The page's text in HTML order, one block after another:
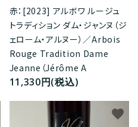
赤：[2023] アルボワ ルージュ
トラディション ダム・ジャンヌ（ジ
ェローム・アルヌー）／Arbois
Rouge Tradition Dame
Jeanne（Jérôme A
11,330円(税込)
favorite